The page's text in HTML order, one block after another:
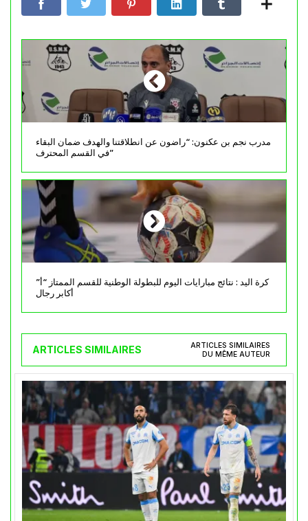
مدرب نجم بن عكنون: “راضون عن انطلاقتنا والهدف ضمان البقاء
في القسم المحترف”
كرة اليد : نتائج مبارايات اليوم للبطولة الوطنية للقسم الممتاز “أ”
أكابر رجال
ARTICLES SIMILAIRES
ARTICLES SIMILAIRES
DU MÊME AUTEUR